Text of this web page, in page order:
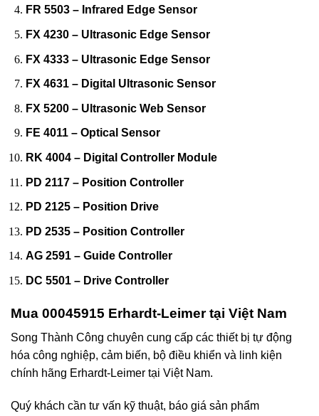
FR 5503 – Infrared Edge Sensor
FX 4230 – Ultrasonic Edge Sensor
FX 4333 – Ultrasonic Edge Sensor
FX 4631 – Digital Ultrasonic Sensor
FX 5200 – Ultrasonic Web Sensor
FE 4011 – Optical Sensor
RK 4004 – Digital Controller Module
PD 2117 – Position Controller
PD 2125 – Position Drive
PD 2535 – Position Controller
AG 2591 – Guide Controller
DC 5501 – Drive Controller
Mua 00045915 Erhardt-Leimer tại Việt Nam
Song Thành Công chuyên cung cấp các thiết bị tự động
hóa công nghiệp, cảm biến, bộ điều khiển và linh kiện
chính hãng Erhardt-Leimer tại Việt Nam.
Quý khách cần tư vấn kỹ thuật, báo giá sản phẩm